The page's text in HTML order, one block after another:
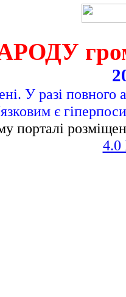
У разі повного
є
порталі
4.0